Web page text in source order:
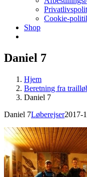
Cookie-
Shop
Daniel 7
Hjem
Beretning fra
Daniel 7
Daniel 7Løberejser2017-